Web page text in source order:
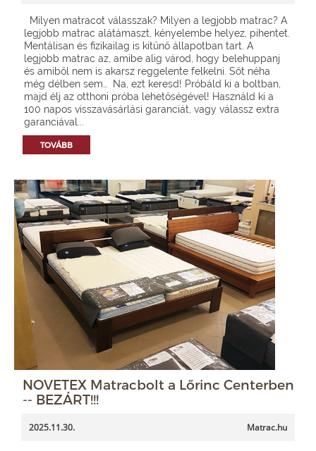
Milyen matracot válasszak? Milyen a legjobb matrac? A
legjobb matrac alátámaszt, kényelembe helyez, pihentet.
Mentálisan és fizikailag is kitűnő állapotban tart. A
legjobb matrac az, amibe alig várod, hogy belehuppanj
és amiből nem is akarsz reggelente felkelni. Sőt néha
még délben sem… Na, ezt keresd! Próbáld ki a boltban,
majd élj az otthoni próba lehetőségével! Használd ki a
100 napos visszavásárlási garanciát, vagy válassz extra
garanciával...
TOVÁBB
NOVETEX Matracbolt a Lőrinc Centerben
-- BEZÁRT!!!
2025.11.30. Matrac.hu